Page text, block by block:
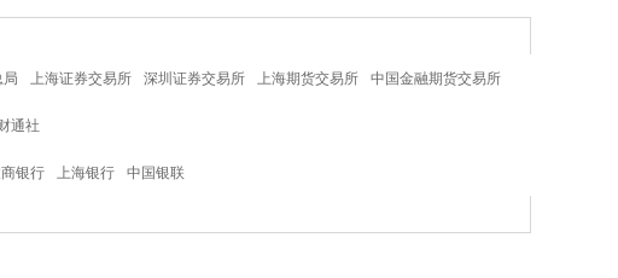
局 上海证券交易所 深圳证券交易所 上海期货交易所 中国金融期货交易所
通社
银行 上海银行 中国银联